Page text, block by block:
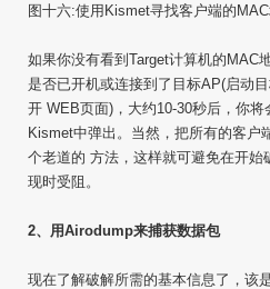
图十六:使用Kismet寻找客户端的
如果你没有看到Target计算机的MAC
是否已开机或连接到了目标AP(启动
开 WEB页面)，大约10-30秒后，你
Kismet中弹出。当然，把所有的客户
个老道的 方法，这样就可避免在开始
现时受阻。
2、用Airodump来捕获数据包
现在了解破解所需的基本信息了，该